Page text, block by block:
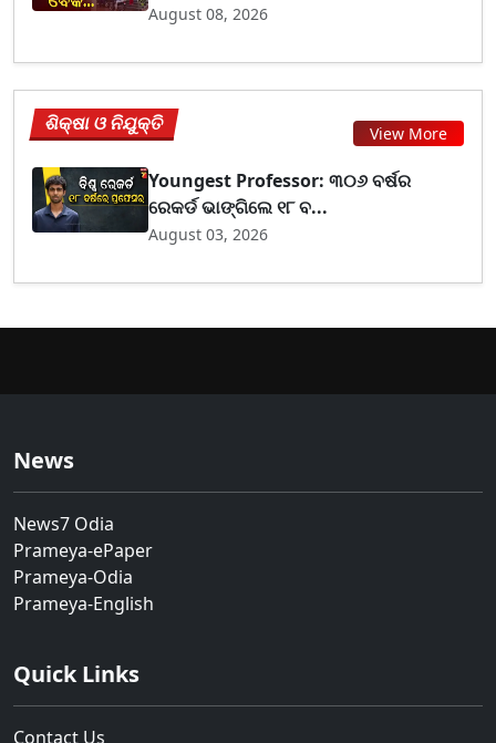
August 08, 2026
ଶିକ୍ଷା ଓ ନିଯୁକ୍ତି View More
Youngest Professor: ୩୦୬ ବର୍ଷର
ରେକର୍ଡ ଭାଙ୍ଗିଲେ ୧୮ ବ...
August 03, 2026
News
News7 Odia
Prameya-ePaper
Prameya-Odia
Prameya-English
Quick Links
Contact Us